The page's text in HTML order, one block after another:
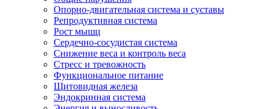
Опорно-двигательная система и суставы
Репродуктивная система
Рост мышц
Сердечно-сосудистая система
Снижение веса и контроль веса
Стресс и тревожность
Функциональное питание
Щитовидная железа
Эндокринная система